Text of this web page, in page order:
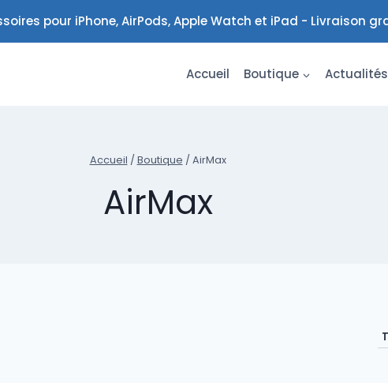
pour iPhone, AirPods, Apple Watch et iPad - Livraison
Accueil Boutique Actualités
Accueil / Boutique / AirMax
AirMax